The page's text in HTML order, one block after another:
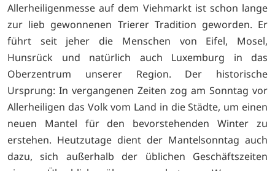
Allerheiligenmesse auf dem Viehmarkt ist schon lange
zur lieb gewonnenen Trierer Tradition geworden. Er
führt seit jeher die Menschen von Eifel, Mosel,
Hunsrück und natürlich auch Luxemburg in das
Oberzentrum unserer Region. Der historische
Ursprung: In vergangenen Zeiten zog am Sonntag vor
Allerheiligen das Volk vom Land in die Städte, um einen
neuen Mantel für den bevorstehenden Winter zu
erstehen. Heutzutage dient der Mantelsonntag auch
dazu, sich außerhalb der üblichen Geschäftszeiten